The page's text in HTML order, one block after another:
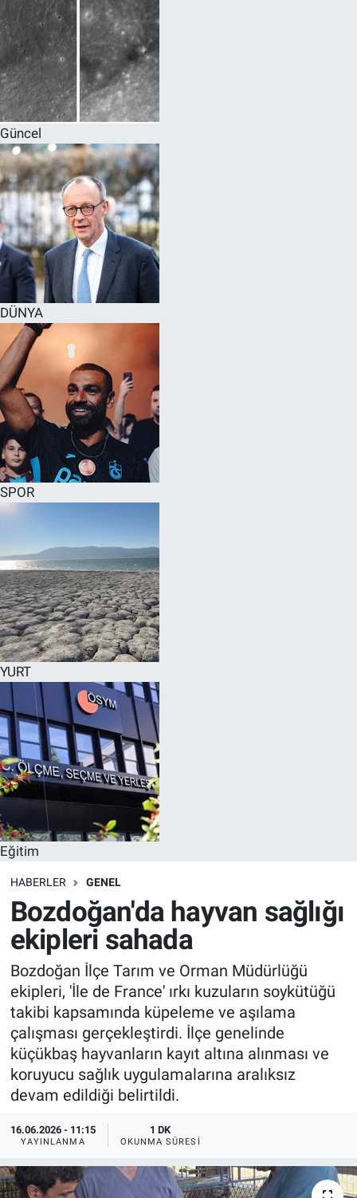
Güncel
DÜNYA
SPOR
YURT
Eğitim
HABERLER GENEL
Bozdoğan'da hayvan sağlığı
ekipleri sahada
Bozdoğan İlçe Tarım ve Orman Müdürlüğü
ekipleri, 'İle de France' ırkı kuzuların soykütüğü
takibi kapsamında küpeleme ve aşılama
çalışması gerçekleştirdi. İlçe genelinde
küçükbaş hayvanların kayıt altına alınması ve
koruyucu sağlık uygulamalarına aralıksız
devam edildiği belirtildi.
16.06.2026 - 11:15
YAYINLANMA
1 DK
OKUNMA SÜRESI